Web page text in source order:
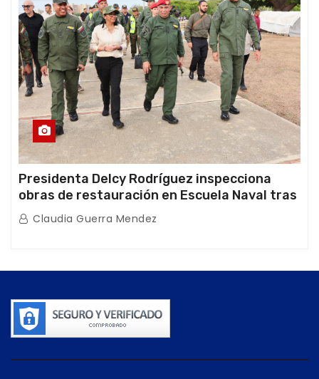
Presidenta Delcy Rodríguez inspecciona
obras de restauración en Escuela Naval tras
afectaciones sísmicas en La Guaira
Claudia Guerra Mendez